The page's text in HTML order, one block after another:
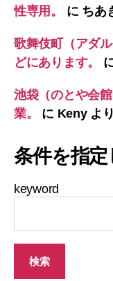
性専用。
に ちあ
歌舞伎町（アダ
どにあります。
池袋（のとや会
業。
に Kenyより
条件を指
keyword